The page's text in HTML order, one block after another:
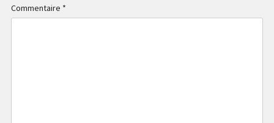
Commentaire *